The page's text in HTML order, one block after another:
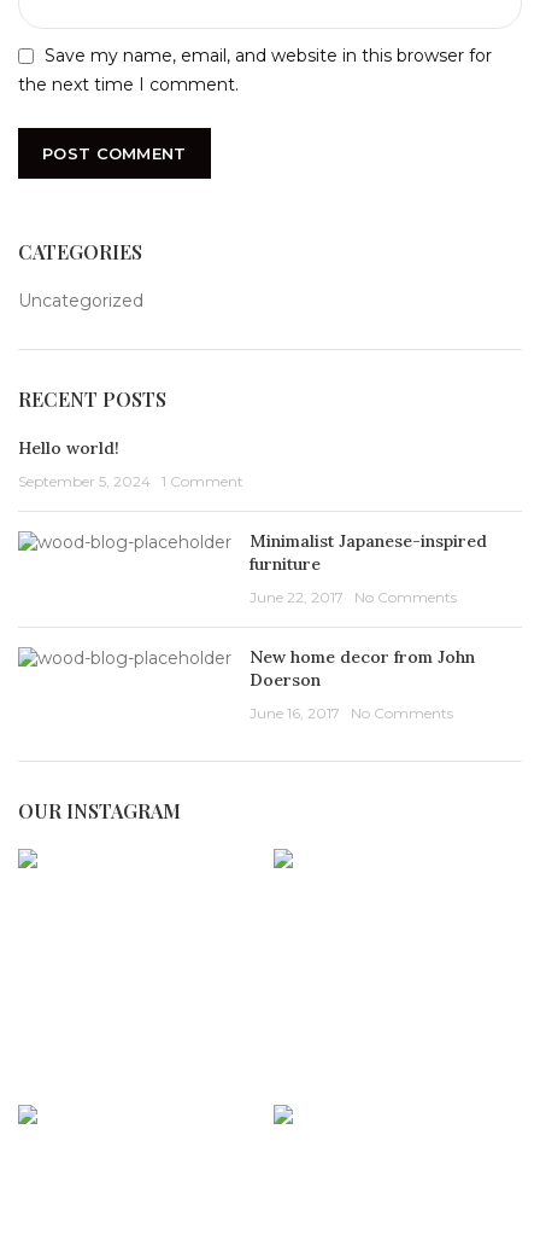
Save my name, email, and website in this browser for
the next time I comment.
CATEGORIES
Uncategorized
RECENT POSTS
Hello world!
September 5, 2024 1 Comment
Minimalist Japanese-inspired
furniture
June 22, 2017 No Comments
New home decor from John
Doerson
June 16, 2017 No Comments
OUR INSTAGRAM